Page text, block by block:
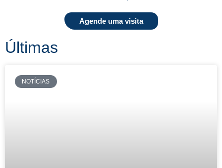
Agende uma visita
Últimas
NOTÍCIAS